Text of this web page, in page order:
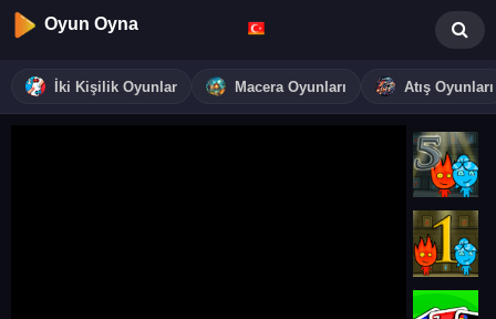
Oyun Oyna
İki Kişilik Oyunlar Macera Oyunları Atış Oyunları